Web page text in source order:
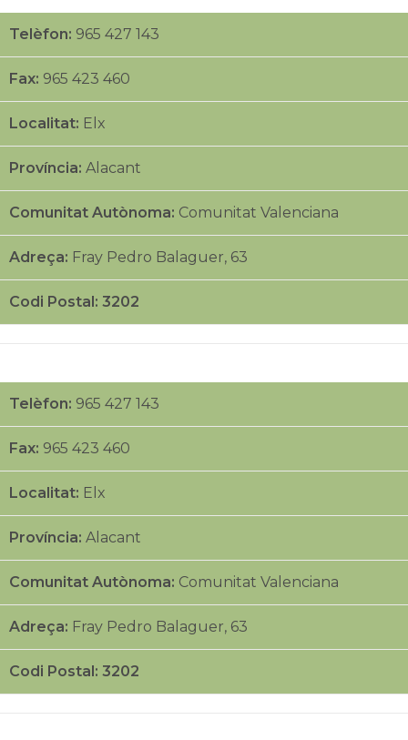
Telèfon: 965 427 143
Fax: 965 423 460
Localitat: Elx
Província: Alacant
Comunitat Autònoma: Comunitat Valenciana
Adreça: Fray Pedro Balaguer, 63
Codi Postal: 3202
Telèfon: 965 427 143
Fax: 965 423 460
Localitat: Elx
Província: Alacant
Comunitat Autònoma: Comunitat Valenciana
Adreça: Fray Pedro Balaguer, 63
Codi Postal: 3202